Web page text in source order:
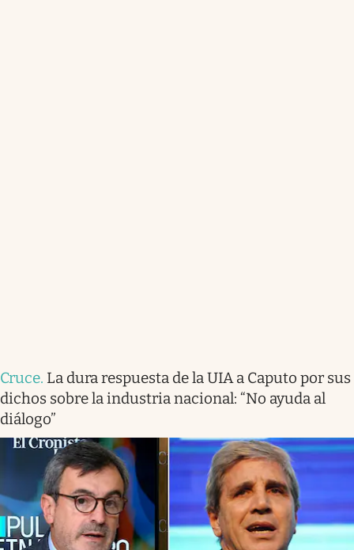
Cruce. La dura respuesta de la UIA a Caputo por sus
dichos sobre la industria nacional: “No ayuda al
diálogo”